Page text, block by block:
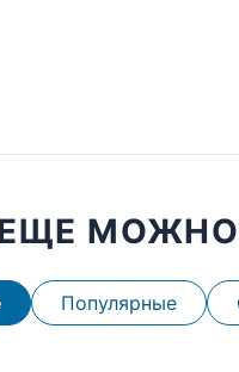
МОЖНО
Популярные